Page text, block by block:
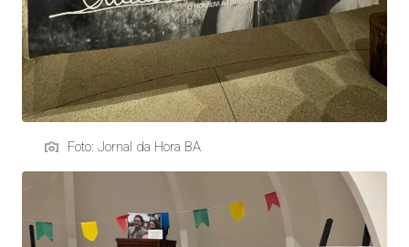
Foto: Jornal da Hora BA